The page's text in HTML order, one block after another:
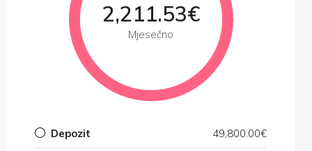
2,211.53€
Mjesečno
Depozit 49,800.00€